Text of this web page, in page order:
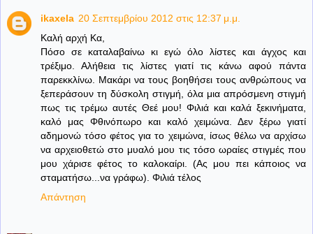
ikaxela 20 Σεπτεμβρίου 2012 στις 12:37 μ.μ.
Καλή αρχή Κα,
Πόσο σε καταλαβαίνω κι εγώ όλο λίστες και άγχος και
τρέξιμο. Αλήθεια τις λίστες γιατί τις κάνω αφού πάντα
παρεκκλίνω. Μακάρι να τους βοηθήσει τους ανθρώπους να
ξεπεράσουν τη δύσκολη στιγμή, όλα μια απρόσμενη στιγμή
πως τις τρέμω αυτές Θεέ μου! Φιλιά και καλά ξεκινήματα,
καλό μας Φθινόπωρο και καλό χειμώνα. Δεν ξέρω γιατί
αδημονώ τόσο φέτος για το χειμώνα, ίσως θέλω να αρχίσω
να αρχειοθετώ στο μυαλό μου τις τόσο ωραίες στιγμές που
μου χάρισε φέτος το καλοκαίρι. (Ας μου πει κάποιος να
σταματήσω...να γράφω). Φιλιά τέλος
Απάντηση